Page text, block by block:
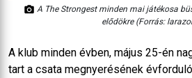
A The Strongest minden mai játékosa
elődökre (Forrás:
A klub minden évben, május 25-én
tart a csata megnyerésének